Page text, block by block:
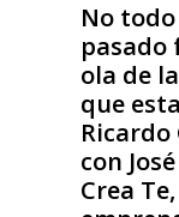
No
pasado
ola de
que
Ricardo
con
Crea